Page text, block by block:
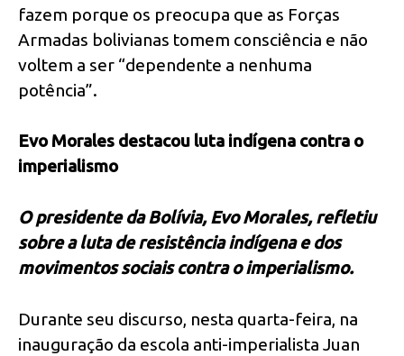
fazem porque os preocupa que as Forças
Armadas bolivianas tomem consciência e não
voltem a ser “dependente a nenhuma
potência”.
Evo Morales destacou luta indígena contra o
imperialismo
O presidente da Bolívia, Evo Morales, refletiu
sobre a luta de resistência indígena e dos
movimentos sociais contra o imperialismo.
Durante seu discurso, nesta quarta-feira, na
inauguração da escola anti-imperialista Juan